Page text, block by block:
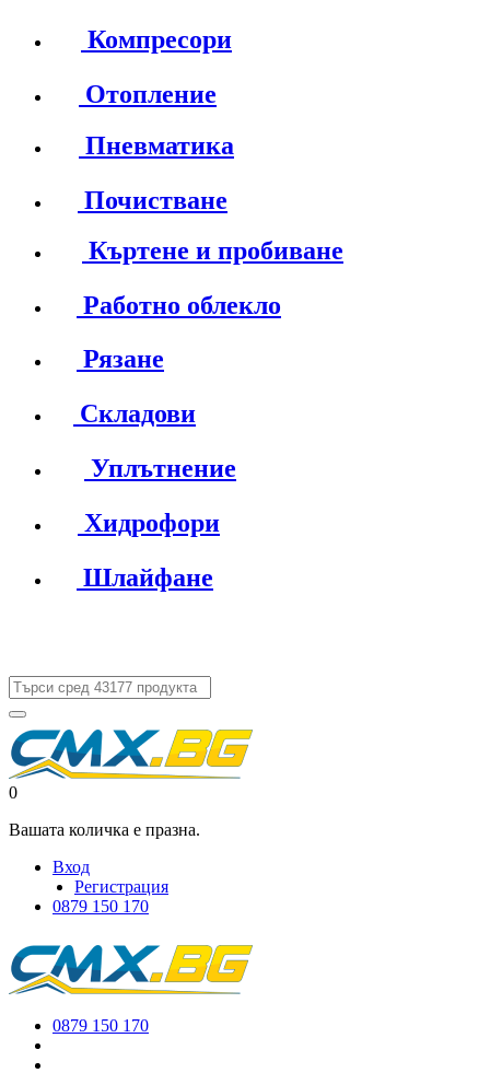
Компресори
Отопление
Пневматика
Почистване
Къртене и пробиване
Работно облекло
Рязане
Складови
Уплътнение
Хидрофори
Шлайфане
0
Вашата количка е празна.
Вход
Регистрация
0879 150 170
0879 150 170